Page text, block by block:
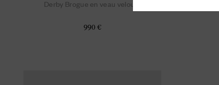
Derby Brogue en veau velours
990 €